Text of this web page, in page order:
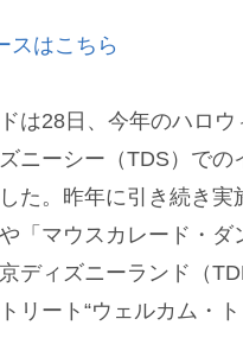
スはこちら
は28日、今年のハロ
ニーシー（TDS）で
た。昨年に引き続き
「マウスカレード・
ディズニーランド（
リート“ウェルカム・